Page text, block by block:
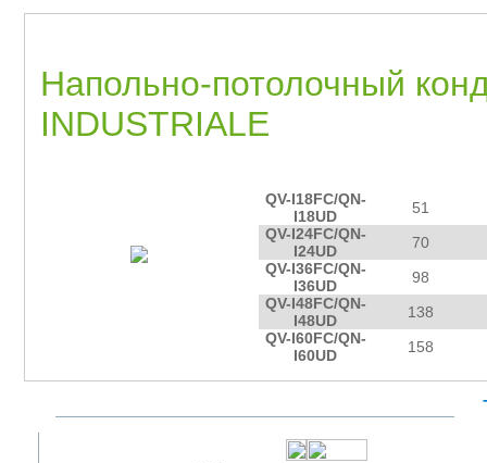
Напольно-потолочный
INDUSTRIALE
QV-I18FC/QN-
I18UD
51
QV-I24FC/QN-
I24UD
70
QV-I36FC/QN-
I36UD
98
QV-I48FC/QN-
I48UD
138
QV-I60FC/QN-
I60UD
158